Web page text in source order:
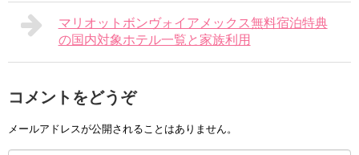
マリオットボンヴォイアメックス無料宿泊特典
の国内対象ホテル一覧と家族利用
コメントをどうぞ
メールアドレスが公開されることはありません。